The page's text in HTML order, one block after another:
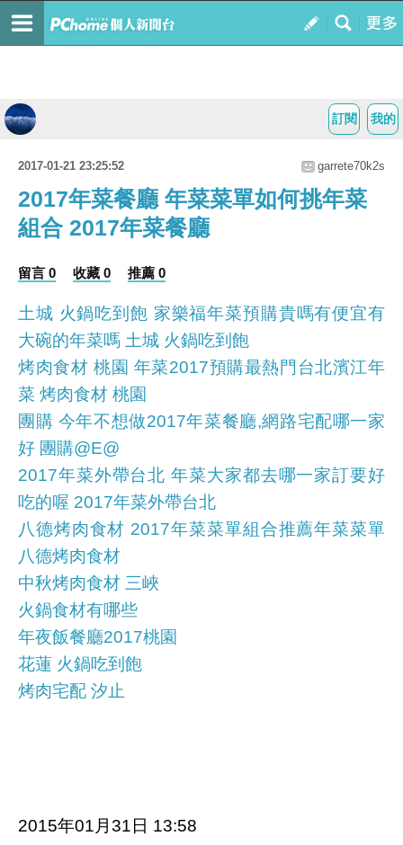
我的
訂閱
2017-01-21 23:25:52 garrete70k2s
2017年菜餐廳 年菜菜單如何挑年菜
組合 2017年菜餐廳
留言 0 收藏 0 推薦 0
土城 火鍋吃到飽 家樂福年菜預購貴嗎有便宜有
大碗的年菜嗎 土城 火鍋吃到飽
烤肉食材 桃園 年菜2017預購最熱門台北濱江年
菜 烤肉食材 桃園
團購 今年不想做2017年菜餐廳,網路宅配哪一家
好 團購@E@
2017年菜外帶台北 年菜大家都去哪一家訂要好
吃的喔 2017年菜外帶台北
八德烤肉食材 2017年菜菜單組合推薦年菜菜單
八德烤肉食材
中秋烤肉食材 三峽
火鍋食材有哪些
年夜飯餐廳2017桃園
花蓮 火鍋吃到飽
烤肉宅配 汐止
2015年01月31日 13:58